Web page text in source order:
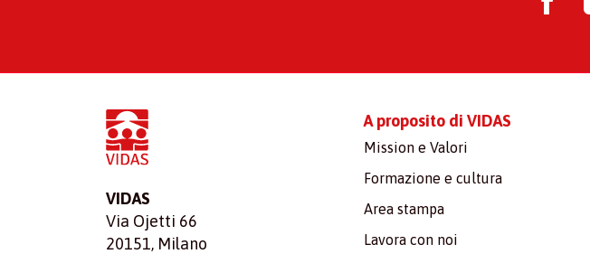
VIDAS
Via Ojetti 66
20151, Milano
A proposito di VIDAS
Mission e Valori
Formazione e cultura
Area stampa
Lavora con noi